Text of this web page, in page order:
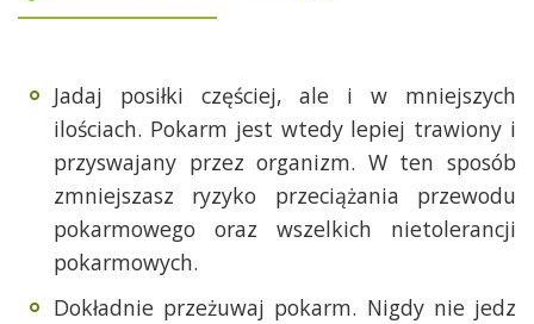
Jadaj posiłki częściej, ale i w mniejszych
ilościach. Pokarm jest wtedy lepiej trawiony i
przyswajany przez organizm. W ten sposób
zmniejszasz ryzyko przeciążania przewodu
pokarmowego oraz wszelkich nietolerancji
pokarmowych.
Dokładnie przeżuwaj pokarm. Nigdy nie jedz